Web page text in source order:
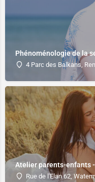
Phénoménologie de la
4 Parc des Balkans,
Atelier parents-enfants
Rue de l'Elan 62,